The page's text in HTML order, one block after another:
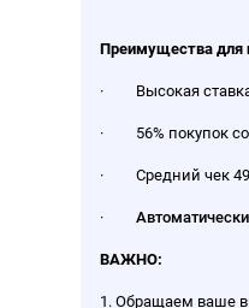
Преимущества для
· Высокая ставка
· 56% покупок
· Средний чек
·
ВАЖНО:
1. Обращаем ваше